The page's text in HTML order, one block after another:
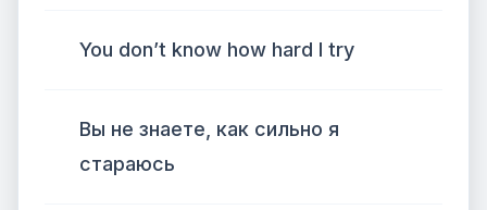
You don’t know how hard I try
Вы не знаете, как сильно я
стараюсь